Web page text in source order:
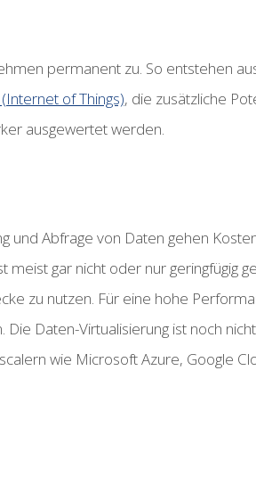
permanent zu. So entstehen
of Things), die zusätzliche
ausgewertet werden.
und Abfrage von Daten gehen
meist gar nicht oder nur
zu nutzen. Für eine hohe
Daten-Virtualisierung ist noch
wie Microsoft Azure, Google